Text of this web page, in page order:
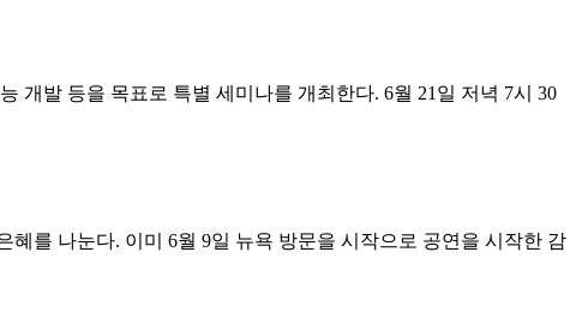
개발 등을 목표로 특별 세미나를 개최한다. 6월 21일 저녁 7시 30
를 나눈다. 이미 6월 9일 뉴욕 방문을 시작으로 공연을 시작한 감